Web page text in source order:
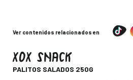
Ver contenidos relacionados en
XOX SNACK-
PALITOS SALADOS 250G